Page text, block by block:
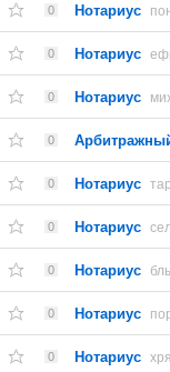
0 Нотариус
0 Нотариус
0 Нотариус
0
0 Нотариус
0 Нотариус
0 Нотариус
0 Нотариус
0 Нотариус